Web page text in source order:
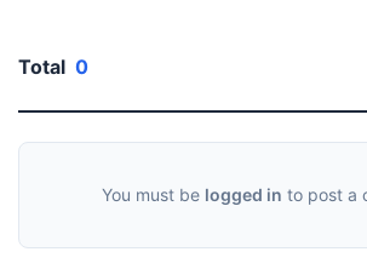
Total 0
You must be logged in to post a